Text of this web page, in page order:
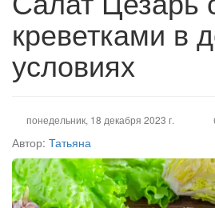
креветками в
условиях
понедельник, 18 декабря 2023 г.
Автор: Татьяна